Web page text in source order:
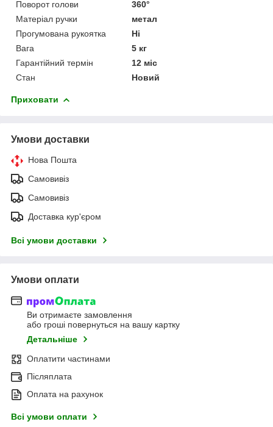
Поворот голови
360°
Матеріал ручки
метал
Прогумована рукоятка
Ні
Вага
5 кг
Гарантійний термін
12 міс
Стан
Новий
Приховати
Умови доставки
Нова Пошта
Самовивіз
Самовивіз
Доставка кур'єром
Всі умови доставки
Умови оплати
Ви отримаєте замовлення
або гроші повернуться на вашу картку
Детальніше
Оплатити частинами
Післяплата
Оплата на рахунок
Всі умови оплати